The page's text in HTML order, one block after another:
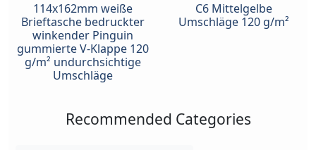
114x162mm weiße
Brieftasche bedruckter
winkender Pinguin
gummierte V-Klappe 120
g/m² undurchsichtige
Umschläge
C6 Mittelgelbe
Umschläge 120 g/m²
Recommended Categories